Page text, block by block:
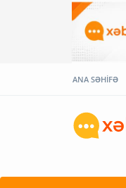
ANA SƏHİFƏ